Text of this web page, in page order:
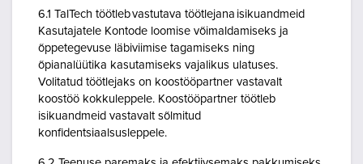
6.1 TalTech töötleb vastutava töötlejana isikuandmeid
Kasutajatele Kontode loomise võimaldamiseks ja
õppetegevuse läbiviimise tagamiseks ning
õpianalüütika kasutamiseks vajalikus ulatuses.
Volitatud töötlejaks on koostööpartner vastavalt
koostöö kokkuleppele. Koostööpartner töötleb
isikuandmeid vastavalt sõlmitud
konfidentsiaalsusleppele.